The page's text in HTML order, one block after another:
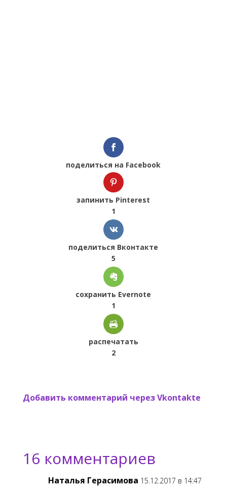
поделиться на Facebook
запинить Pinterest
1
поделиться Вконтакте
5
сохранить Evernote
1
распечатать
2
Добавить комментарий через Vkontakte
16 комментариев
Наталья Герасимова 15.12.2017 в 14:47